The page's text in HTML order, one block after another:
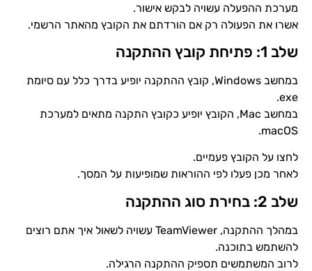
מערכת ההפעלה עשויה לבקש אישור.
אשרו את הפעולה רק אם הורדתם את הקובץ מהאתר הרשמי.
שלב 1: פתיחת קובץ ההתקנה
במחשב Windows, קובץ ההתקנה יופיע בדרך כלל עם סיומת
exe.
במחשב Mac, הקובץ יופיע כקובץ התקנה מתאים למערכת
macOS.
לחצו על הקובץ פעמיים.
לאחר מכן פעלו לפי ההוראות שמופיעות על המסך.
שלב 2: בחירת סוג ההתקנה
במהלך ההתקנה, TeamViewer עשויה לשאול איך אתם רוצים
להשתמש בתוכנה.
לרוב המשתמשים תספיק ההתקנה הרגילה.